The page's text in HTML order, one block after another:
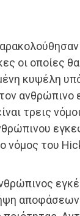
οι οποίες
κυψέλη
ανθρώπινο
τρεις
νόμος του